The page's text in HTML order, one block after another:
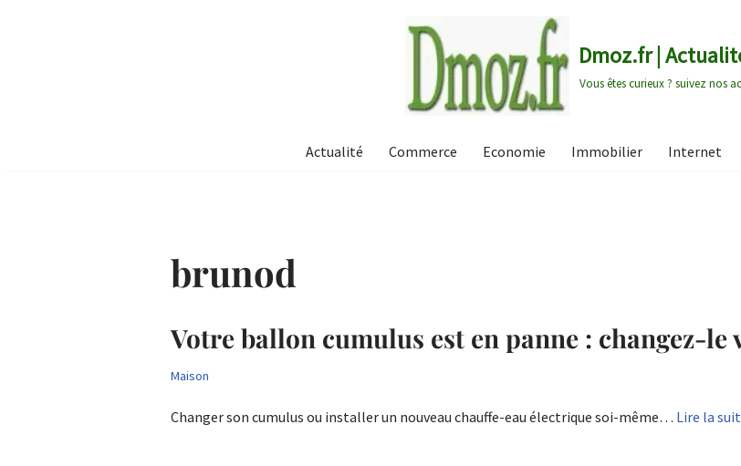
Dmoz.fr |
Vous êtes curieux ? suivez nos
Actualité Commerce Economie Immobilier Internet
brunod
Votre ballon cumulus est en panne : changez-le
Maison
Changer son cumulus ou installer un nouveau chauffe-eau électrique soi-même… Lire la